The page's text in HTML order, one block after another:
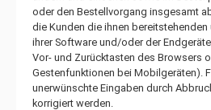
oder den Bestellvorgang insgesamt
die Kunden die ihnen
ihrer Software und/oder der
Vor- und Zurücktasten des Browsers
Gestenfunktionen bei Mobilgeräten).
unerwünschte Eingaben durch
korrigiert werden.